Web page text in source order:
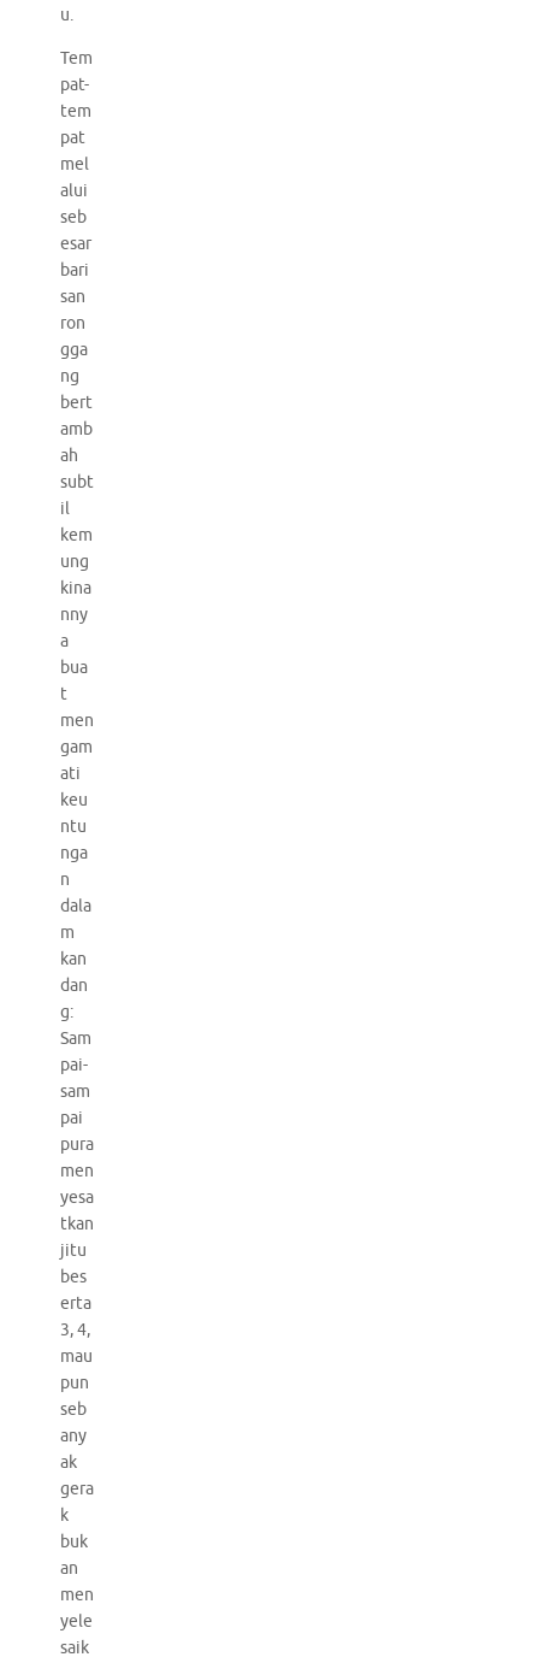
u.
Tem
pat-
tem
pat
mel
alui
seb
esar
bari
san
ron
gga
ng
bert
amb
ah
subt
il
kem
ung
kina
nny
a
bua
t
men
gam
ati
keu
ntu
nga
n
dala
m
kan
dan
g:
Sam
pai-
sam
pai
pura
men
yesa
tkan
jitu
bes
erta
3, 4,
mau
pun
seb
any
ak
gera
k
buk
an
men
yele
saik